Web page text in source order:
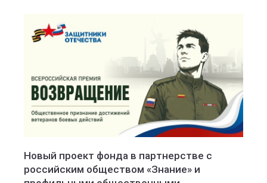
Новый проект фонда в партнерстве с
российским обществом «Знание» и